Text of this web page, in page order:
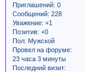
Приглашений: 0
Сообщений: 228
Уважение: +1
Позитив: +0
Пол: Мужской
Провел на форуме:
23 часа 3 минуты
Последний визит: